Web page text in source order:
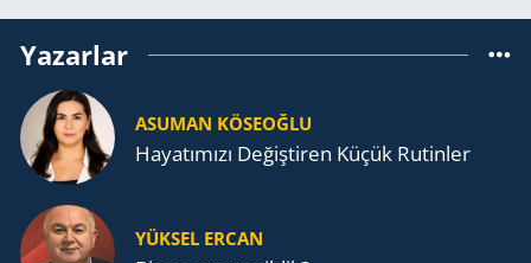
Yazarlar
ASUMAN KÖSEOĞLU
Ha­ya­tı­mı­zı De­ğiş­ti­ren Küçük Ru­tin­ler
YÜKSEL ERCAN